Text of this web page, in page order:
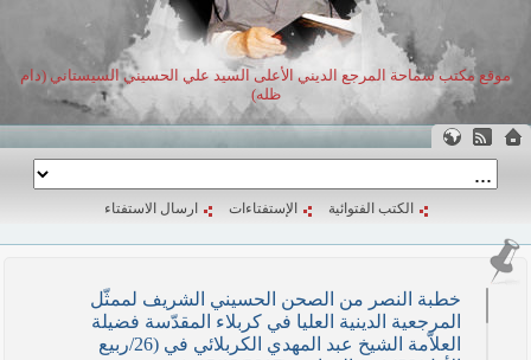
موقع مكتب سماحة المرجع الديني الأعلى السيد علي الحسيني السيستاني (دام
ظله)
الكتب الفتوائية الإستفتاءات ارسال الاستفتاء
خطبة النصر من الصحن الحسيني الشريف لممثّل
المرجعية الدينية العليا في كربلاء المقدّسة فضيلة
العلاّمة الشيخ عبد المهدي الكربلائي في (26/ربيع